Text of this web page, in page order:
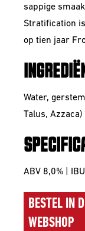
sappige
Stratification
op tien jaar
Water,
Talus, Azzaca)
ABV 8,0% |
BESTEL IN
WEBSHOP